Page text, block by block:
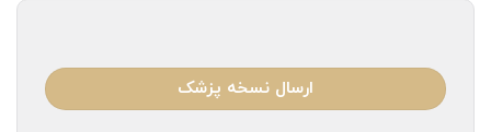
ارسال نسخه پزشک